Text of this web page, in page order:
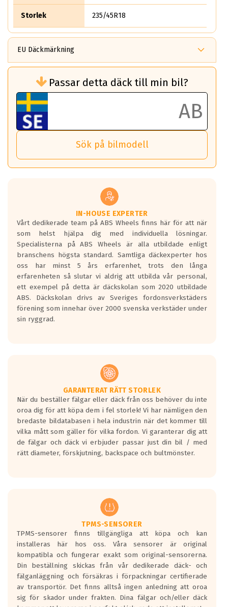
Storlek 235/45R18
EU Däckmärkning
bränsleförbrukningen)
Det ska vara en betygsskala från klass A
till G för rullmotstånd.
Ett klass A däck kommer ha 6,5% bättre
bränsleförbrukning än ett klass G däck.
Det betyder att om man kör 10,000 km,
så sparar man 50 liter bränsle med ett
underlaget, vilken rutt du kör, samt
vilken körstil du använder.
Våtgrepp egenskaper:
Betygsskalan är satt A till F. Där A påvisar
den kortaste bromssträckan och F är den
längsta.
Inga D eller G betyg delas ut för
personbilar och lätta lastbilar.
Betyget sätts efter ett test där däcken
skall bromsa in på en väg där det ligger
0.5-1.5 mm vatten.
I 80km/h kommer skillnaden på
Vid körning i över 50km/h brukar
rullmotståndets ljud överträffa
motorljudet.
På däckmärkningen kommer det finnas
en symbol av ett däck med vågar. Hög
bullernivå markeras med svarta vågor
medans de vita vågorna påvisar om det är
ett tyst däck.
regelverket som introduceras år 2016.
Ett däck med två svarta vågor är redan
godkända för år 2016 nya regelverk.
Ett däck med en svart våg kommer vara
minst tre decibel tystare än det
regelverk som börjar gälla 2016.
Passar detta däck till min bil?
Sök på bilmodell
IN-HOUSE EXPERTER
Vårt dedikerade team på ABS Wheels finns här för att när
som helst hjälpa dig med individuella lösningar.
Specialisterna på ABS Wheels är alla utbildade enligt
branschens högsta standard. Samtliga däckexperter hos
oss har minst 5 års erfarenhet, trots den långa
erfarenheten så slutar vi aldrig att utbilda vår personal,
ett exempel på detta är däckskolan som 2020 utbildade
ABS. Däckskolan drivs av Sveriges fordonsverkstäders
förening som innehar över 2000 svenska verkstäder under
sin ryggrad.
GARANTERAT RÄTT STORLEK
När du beställer fälgar eller däck från oss behöver du inte
oroa dig för att köpa dem i fel storlek! Vi har nämligen den
bredaste bildatabasen i hela industrin när det kommer till
vilka mått som gäller för vilka fordon. Vi garanterar dig att
de fälgar och däck vi erbjuder passar just din bil / med
rätt diameter, förskjutning, backspace och bultmönster.
TPMS-SENSORER
TPMS-sensorer finns tillgängliga att köpa och kan
installeras här hos oss. Våra sensorer är original
kompatibla och fungerar exakt som original-sensorerna.
Din beställning skickas från vår dedikerade däck- och
fälganläggning och försäkras i förpackningar certifierade
av transportör. Det finns alltså ingen anledning att oroa
sig för skador under frakten. Dina fälgar och/eller däck